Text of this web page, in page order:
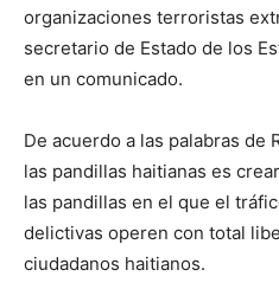
organizaciones terroristas
secretario de Estado de los
en un comunicado.
De acuerdo a las palabras de
las pandillas haitianas es
las pandillas en el que el
delictivas operen con total
ciudadanos haitianos.